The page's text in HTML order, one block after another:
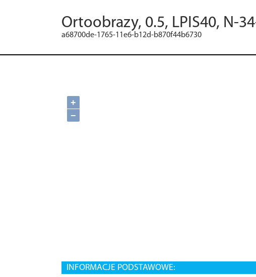
Ortoobrazy, 0.5, LPIS40, N-
a68700de-1765-11e6-b12d-b870f44b6730
+
−
INFORMACJE PODSTAWOWE: